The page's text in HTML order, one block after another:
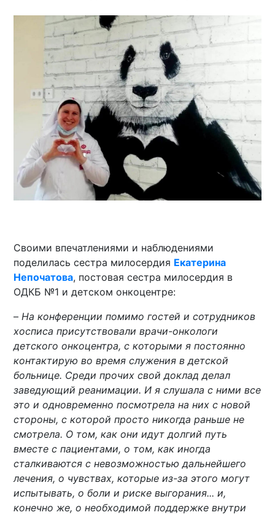
Своими впечатлениями и наблюдениями
поделилась сестра милосердия Екатерина
Непочатова, постовая сестра милосердия в
ОДКБ №1 и детском онкоцентре:
–На конференции помимо гостей и сотрудников
хосписа присутствовали врачи-онкологи
детского онкоцентра, с которыми я постоянно
контактирую во время служения в детской
больнице. Среди прочих свой доклад делал
заведующий реанимации. И я слушала с ними все
это и одновременно посмотрела на них с новой
стороны, с которой просто никогда раньше не
смотрела. О том, как они идут долгий путь
вместе с пациентами, о том, как иногда
сталкиваются с невозможностью дальнейшего
лечения, о чувствах, которые из-за этого могут
испытывать, о боли и риске выгорания... и,
конечно же, о необходимой поддержке внутри